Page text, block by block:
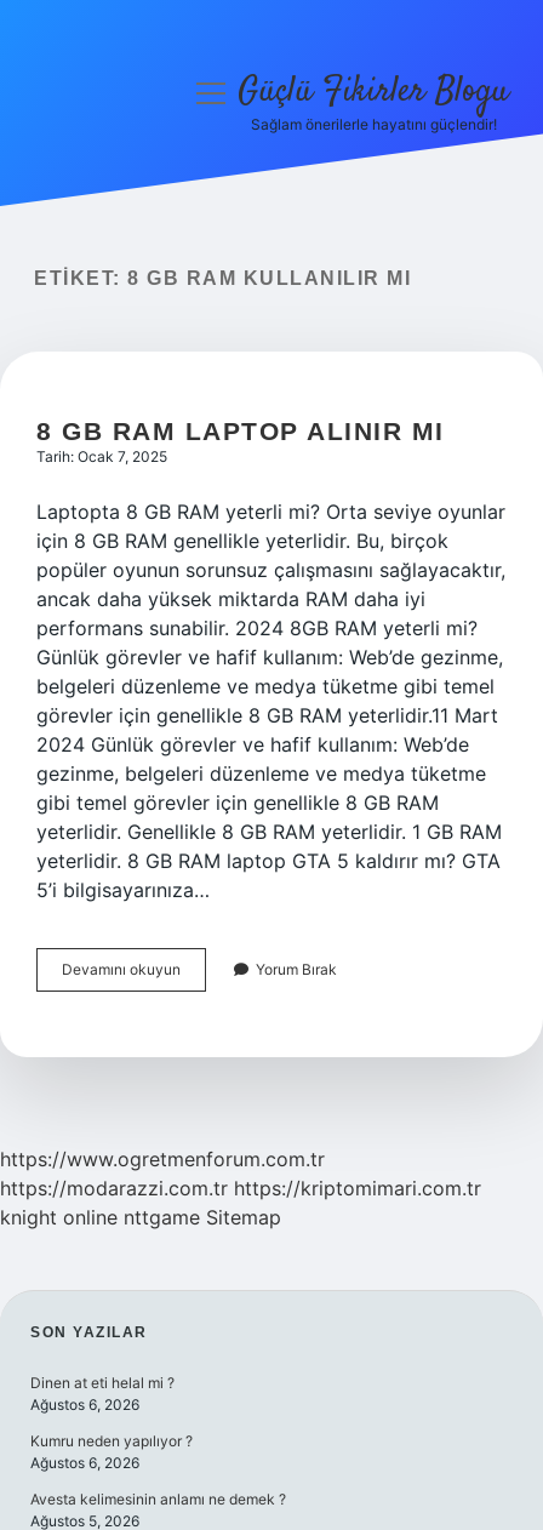
Yasal Uyarı
menüyüGüçlü Fikirler Blogu
Sağlam önerilerle hayatını güçlendir!
ETIKET: 8 GB RAM KULLANILIR MI
8 GB RAM LAPTOP ALINIR MI
Tarih: Ocak 7, 2025
Laptopta 8 GB RAM yeterli mi? Orta seviye oyunlar
için 8 GB RAM genellikle yeterlidir. Bu, birçok
popüler oyunun sorunsuz çalışmasını sağlayacaktır,
ancak daha yüksek miktarda RAM daha iyi
performans sunabilir. 2024 8GB RAM yeterli mi?
Günlük görevler ve hafif kullanım: Web’de gezinme,
belgeleri düzenleme ve medya tüketme gibi temel
görevler için genellikle 8 GB RAM yeterlidir.11 Mart
2024 Günlük görevler ve hafif kullanım: Web’de
gezinme, belgeleri düzenleme ve medya tüketme
gibi temel görevler için genellikle 8 GB RAM
yeterlidir. Genellikle 8 GB RAM yeterlidir. 1 GB RAM
yeterlidir. 8 GB RAM laptop GTA 5 kaldırır mı? GTA
5’i bilgisayarınıza…
Devamını okuyun
Gb
Alınır
Yorum Bırak
https://www.ogretmenforum.com.tr
https://modarazzi.com.tr https://kriptomimari.com.tr
knight online nttgame Sitemap
SIDEBAR
SON YAZILAR
Dinen at eti helal mi ?
Ağustos 6, 2026
Kumru neden yapılıyor ?
Ağustos 6, 2026
Avesta kelimesinin anlamı ne demek ?
Ağustos 5, 2026